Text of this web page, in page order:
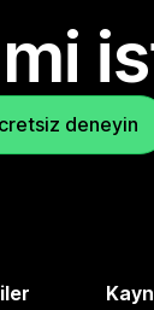
deneyin